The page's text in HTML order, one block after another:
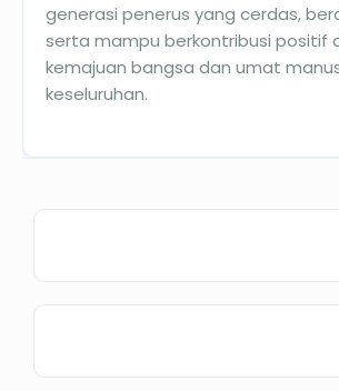
generasi penerus yang cerdas,
serta mampu berkontribusi positif
kemajuan bangsa dan umat
keseluruhan.